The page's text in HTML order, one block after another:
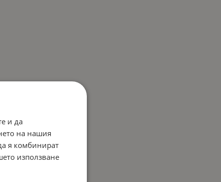
и да
на нашия
я комбинират
използване